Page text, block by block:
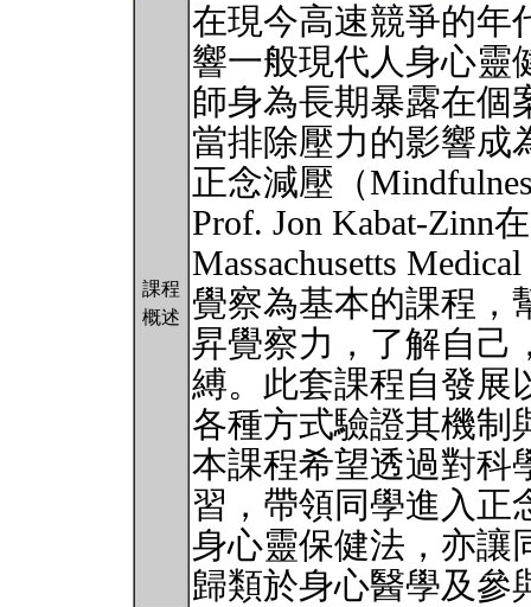
課程
概述
在現今高速競爭的年
響一般現代人身心靈
師身為長期暴露在個
當排除壓力的影響成
正念減壓（
Prof. Jon Kabat-Zinn
Massachusetts
覺察為基本的課程，
昇覺察力，了解自己
縛。此套課程自發展
各種方式驗證其機制
本課程希望透過對科
習，帶領同學進入正
身心靈保健法，亦讓
歸類於身心醫學及參